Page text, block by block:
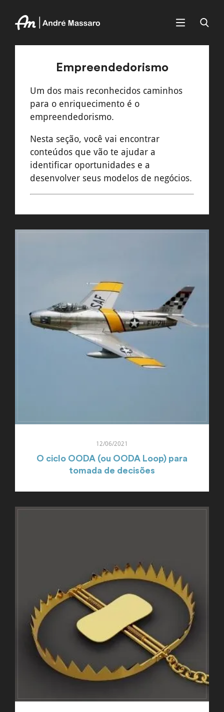
Empreendedorismo
Um dos mais reconhecidos caminhos
para o enriquecimento é o
empreendedorismo.
Nesta seção, você vai encontrar
conteúdos que vão te ajudar a
identificar oportunidades e a
desenvolver seus modelos de negócios.
12/06/2021
O ciclo OODA (ou OODA Loop) para
tomada de decisões